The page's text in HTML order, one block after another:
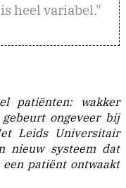
heel variabel."
patiënten: wakker
ongeveer bij
Leids Universitair
nieuw systeem dat
patiënt ontwaakt